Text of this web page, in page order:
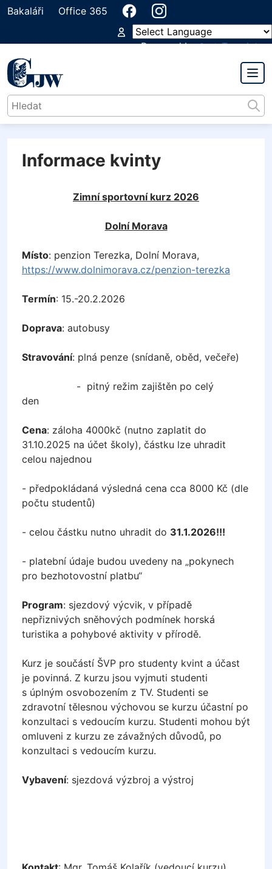
Bakaláři Office 365
Powered by
Translate
Informace kvinty
Zimní sportovní kurz 2026
Dolní Morava
Místo: penzion Terezka, Dolní Morava,
https://www.dolnimorava.cz/penzion-terezka
Termín: 15.-20.2.2026
Doprava: autobusy
Stravování: plná penze (snídaně, oběd, večeře)
- pitný režim zajištěn po celý
den
Cena: záloha 4000kč (nutno zaplatit do
31.10.2025 na účet školy), částku lze uhradit
celou najednou
- předpokládaná výsledná cena cca 8000 Kč (dle
počtu studentů)
- celou částku nutno uhradit do 31.1.2026!!!
- platební údaje budou uvedeny na „pokynech
pro bezhotovostní platbu“
Program: sjezdový výcvik, v případě
nepřiznivých sněhových podmínek horská
turistika a pohybové aktivity v přírodě.
Kurz je součástí ŠVP pro studenty kvint a účast
je povinná. Z kurzu jsou vyjmuti studenti
s úplným osvobozením z TV. Studenti se
zdravotní tělesnou výchovou se kurzu účastní po
konzultaci s vedoucím kurzu. Studenti mohou být
omluveni z kurzu ze závažných důvodů, po
konzultaci s vedoucím kurzu.
Vybavení: sjezdová výzbroj a výstroj